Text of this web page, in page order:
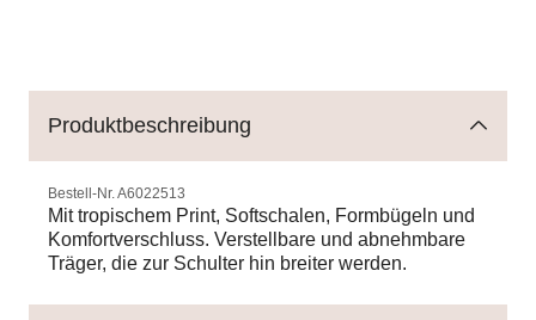
Produktbeschreibung
Bestell-Nr. A6022513
Mit tropischem Print, Softschalen, Formbügeln und
Komfortverschluss. Verstellbare und abnehmbare
Träger, die zur Schulter hin breiter werden.